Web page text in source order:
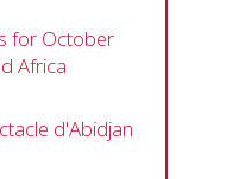
for October
Africa
d'Abidjan